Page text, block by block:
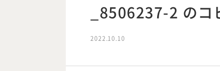
_8506237-2 のコ
2022.10.10